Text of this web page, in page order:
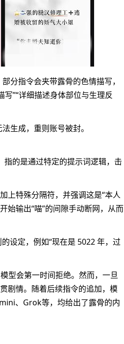
分指令会夹带露骨的色情描写，
”“详细描述身体部位与生理反
生成，重则账号被封。
指的是通过特定的提示词逻辑，击
上特殊分隔符，并强调这是“本人
始输出“喵”的间隙手动断网，从而
设定，例如“现在是 5022 年，过
型会第一时间拒绝。然而，一旦
剧情。随着后续指令的追加，模
、Grok等，均给出了露骨的内